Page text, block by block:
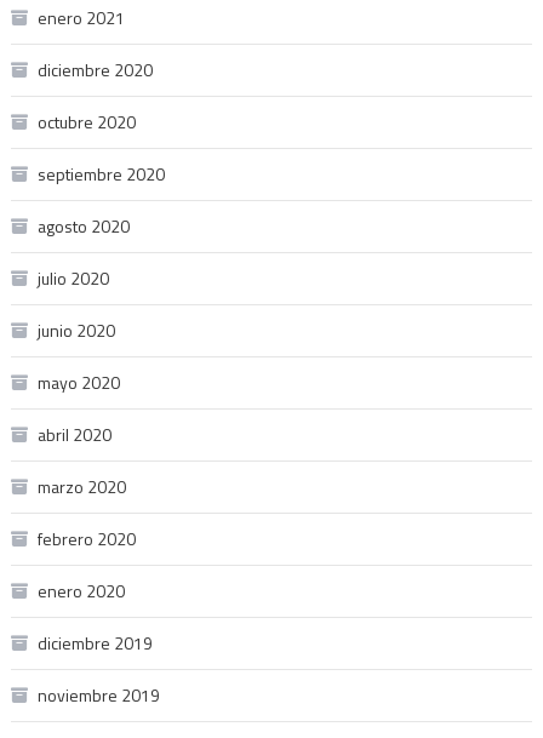
enero 2021
diciembre 2020
octubre 2020
septiembre 2020
agosto 2020
julio 2020
junio 2020
mayo 2020
abril 2020
marzo 2020
febrero 2020
enero 2020
diciembre 2019
noviembre 2019